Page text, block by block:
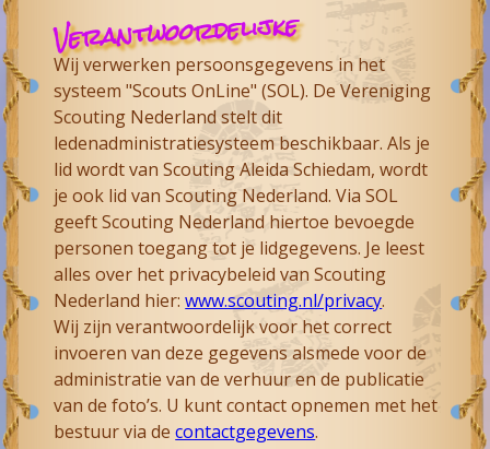
Verantwoordelijke
Wij verwerken persoonsgegevens in het
systeem "Scouts OnLine" (SOL). De Vereniging
Scouting Nederland stelt dit
ledenadministratiesysteem beschikbaar. Als je
lid wordt van Scouting Aleida Schiedam, wordt
je ook lid van Scouting Nederland. Via SOL
geeft Scouting Nederland hiertoe bevoegde
personen toegang tot je lidgegevens. Je leest
alles over het privacybeleid van Scouting
Nederland hier:www.scouting.nl/privacy.
Wij zijn verantwoordelijk voor het correct
invoeren van deze gegevens alsmede voor de
administratie van de verhuur en de publicatie
van de foto’s. U kunt contact opnemen met het
bestuur via decontactgegevens.